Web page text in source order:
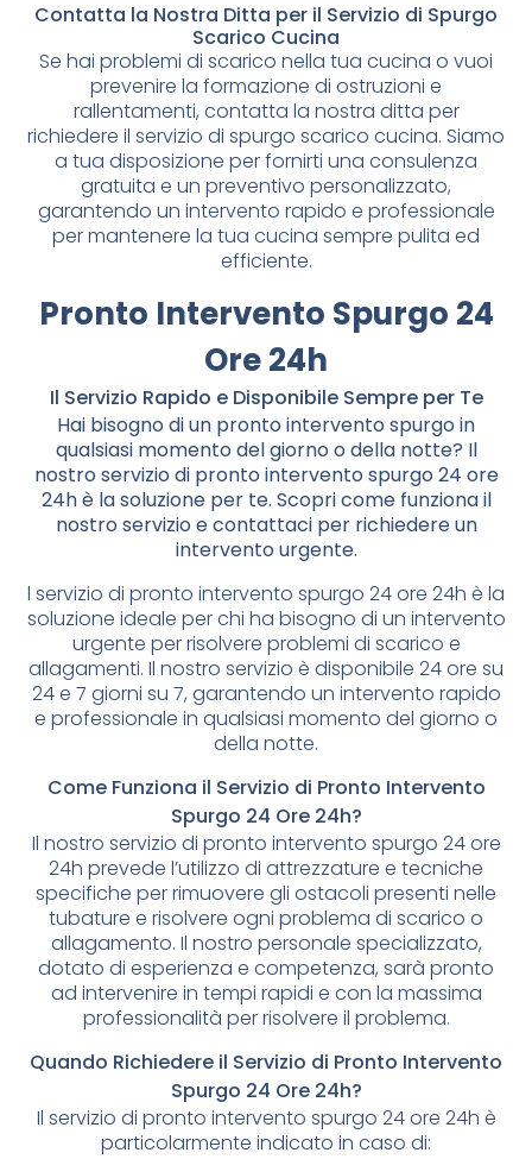
Contatta la Nostra Ditta per il Servizio di Spurgo
Scarico Cucina
Se hai problemi di scarico nella tua cucina o vuoi
prevenire la formazione di ostruzioni e
rallentamenti, contatta la nostra ditta per
richiedere il servizio di spurgo scarico cucina. Siamo
a tua disposizione per fornirti una consulenza
gratuita e un preventivo personalizzato,
garantendo un intervento rapido e professionale
per mantenere la tua cucina sempre pulita ed
efficiente.
Pronto Intervento Spurgo 24
Ore 24h
Il Servizio Rapido e Disponibile Sempre per Te
Hai bisogno di un pronto intervento spurgo in
qualsiasi momento del giorno o della notte? Il
nostro servizio di pronto intervento spurgo 24 ore
24h è la soluzione per te. Scopri come funziona il
nostro servizio e contattaci per richiedere un
intervento urgente.
l servizio di pronto intervento spurgo 24 ore 24h è la
soluzione ideale per chi ha bisogno di un intervento
urgente per risolvere problemi di scarico e
allagamenti. Il nostro servizio è disponibile 24 ore su
24 e 7 giorni su 7, garantendo un intervento rapido
e professionale in qualsiasi momento del giorno o
della notte.
Come Funziona il Servizio di Pronto Intervento
Spurgo 24 Ore 24h?
Il nostro servizio di pronto intervento spurgo 24 ore
24h prevede l’utilizzo di attrezzature e tecniche
specifiche per rimuovere gli ostacoli presenti nelle
tubature e risolvere ogni problema di scarico o
allagamento. Il nostro personale specializzato,
dotato di esperienza e competenza, sarà pronto
ad intervenire in tempi rapidi e con la massima
professionalità per risolvere il problema.
Quando Richiedere il Servizio di Pronto Intervento
Spurgo 24 Ore 24h?
Il servizio di pronto intervento spurgo 24 ore 24h è
particolarmente indicato in caso di: